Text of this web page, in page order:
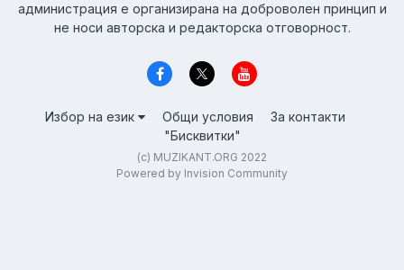
администрация е организирана на доброволен принцип и
не носи авторска и редакторска отговорност.
Избор на език Общи условия
За контакти
"Бисквитки"
(c) MUZIKANT.ORG 2022
Powered by Invision Community